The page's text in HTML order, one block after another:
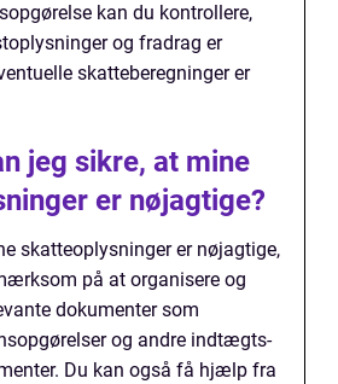
kan du kontrollere,
og fradrag er
skatteberegninger er
jeg sikre, at mine
er nøjagtige?
skatteoplysninger er nøjagtige,
på at organisere og
dokumenter som
og andre indtægts-
Du kan også få hjælp fra